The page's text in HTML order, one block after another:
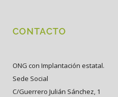
CONTACTO
ONG con Implantación estatal.
Sede Social
C/Guerrero Julián Sánchez, 1